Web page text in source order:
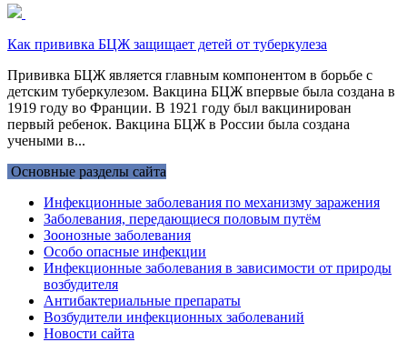
Как прививка БЦЖ защищает детей от туберкулеза
Прививка БЦЖ является главным компонентом в борьбе с
детским туберкулезом. Вакцина БЦЖ впервые была создана в
1919 году во Франции. В 1921 году был вакцинирован
первый ребенок. Вакцина БЦЖ в России была создана
учеными в...
Основные разделы сайта
Инфекционные заболевания по механизму заражения
Заболевания, передающиеся половым путём
Зоонозные заболевания
Особо опасные инфекции
Инфекционные заболевания в зависимости от природы
возбудителя
Антибактериальные препараты
Возбудители инфекционных заболеваний
Новости сайта